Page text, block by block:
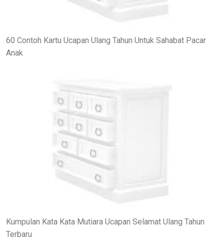
60 Contoh Kartu Ucapan Ulang Tahun Untuk Sahabat Pacar
Anak
Kumpulan Kata Kata Mutiara Ucapan Selamat Ulang Tahun
Terbaru